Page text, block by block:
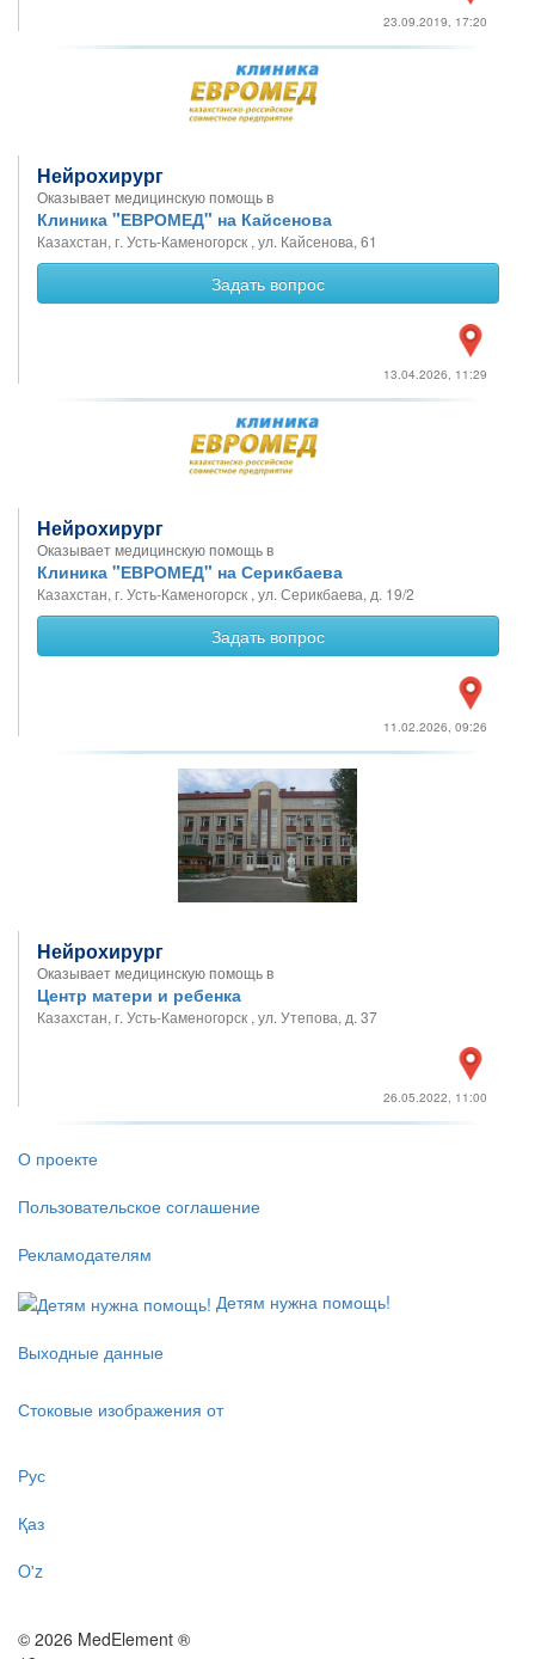
23.09.2019, 17:20
Нейрохирург
Оказывает медицинскую помощь в
Клиника "ЕВРОМЕД" на Кайсенова
Казахстан, г. Усть-Каменогорск , ул. Кайсенова, 61
Задать вопрос
13.04.2026, 11:29
Нейрохирург
Оказывает медицинскую помощь в
Клиника "ЕВРОМЕД" на Серикбаева
Казахстан, г. Усть-Каменогорск , ул. Серикбаева, д. 19/2
Задать вопрос
11.02.2026, 09:26
Нейрохирург
Оказывает медицинскую помощь в
Центр матери и ребенка
Казахстан, г. Усть-Каменогорск , ул. Утепова, д. 37
26.05.2022, 11:00
О проекте
Пользовательское соглашение
Рекламодателям
Детям нужна помощь!
Выходные данные
Стоковые изображения от
Рус
Қаз
O'z
© 2026 MedElement ®